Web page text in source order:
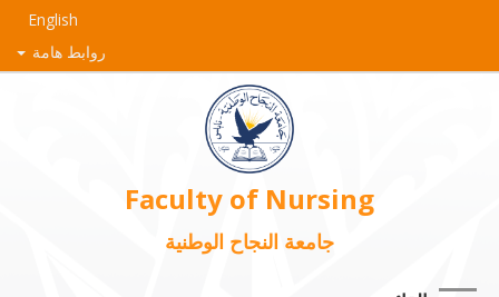
English
روابط هامة
Faculty of Nursing
جامعة النجاح الوطنية